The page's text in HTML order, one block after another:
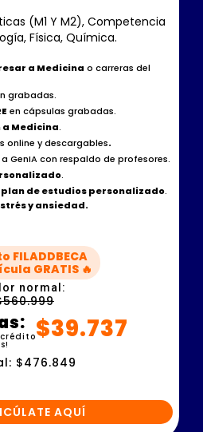
(M1 Y M2), Competencia
Física, Química.
a Medicina o carreras del
grabadas.
en cápsulas grabadas.
Medicina.
online y descargables.
a GenIA con respaldo de profesores.
.
plan de estudios personalizado.
y ansiedad.
FILADDBECA
GRATIS 🔥
normal:
$39.737
$476.849
AQUÍ